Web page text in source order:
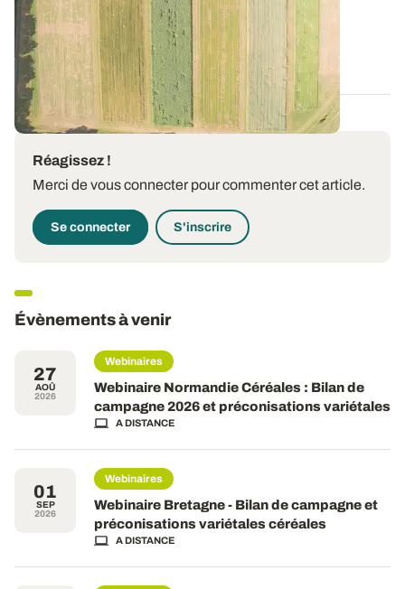
Depuis 2005, un essai implanté dans la Drôme suit
l’évolution de la fertilité du sol dans...
21 JUIN 2018
Réagissez !
Merci de vous connecter pour commenter cet article.
Se connecter S'inscrire
Évènements à venir
27
AOÛ
2026
Webinaires
Webinaire Normandie Céréales : Bilan de
campagne 2026 et préconisations variétales
A DISTANCE
01
SEP
2026
Webinaires
Webinaire Bretagne - Bilan de campagne et
préconisations variétales céréales
A DISTANCE